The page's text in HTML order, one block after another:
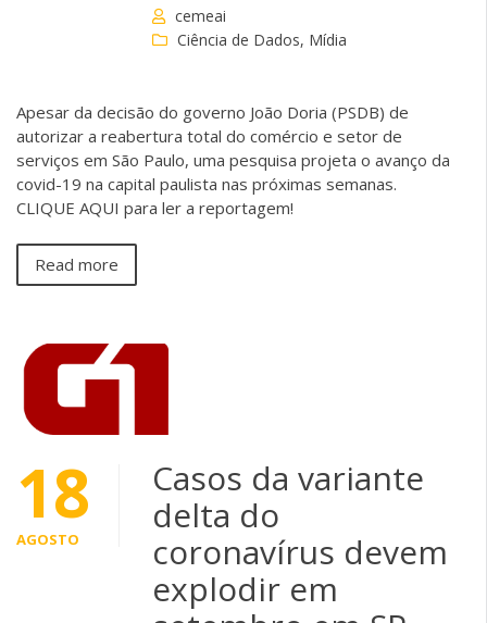
cemeai
Ciência de Dados, Mídia
Apesar da decisão do governo João Doria (PSDB) de
autorizar a reabertura total do comércio e setor de
serviços em São Paulo, uma pesquisa projeta o avanço da
covid-19 na capital paulista nas próximas semanas.
CLIQUE AQUI para ler a reportagem!
Read more
18
AGOSTO
Casos da variante
delta do
coronavírus devem
explodir em